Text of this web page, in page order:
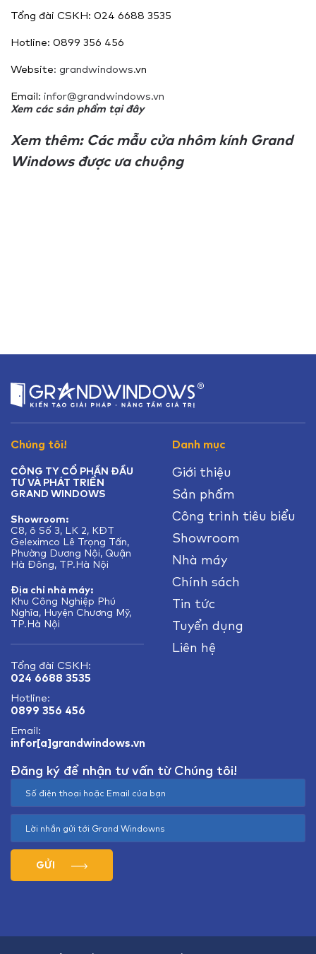
Tổng đài CSKH: 024 6688 3535
Hotline: 0899 356 456
Website: grandwindows.vn
Email: infor@grandwindows.vn
Xem các sản phẩm tại đây
Xem thêm: Các mẫu cửa nhôm kính Grand
Windows được ưa chuộng
Chúng tôi!
CÔNG TY CỔ PHẦN ĐẦU
TƯ VÀ PHÁT TRIỂN
GRAND WINDOWS
Showroom:
C8, ô Số 3, LK 2, KĐT
Geleximco Lê Trọng Tấn,
Phường Dương Nội, Quận
Hà Đông, TP.Hà Nội
Địa chỉ nhà máy:
Khu Công Nghiệp Phú
Nghĩa, Huyện Chương Mỹ,
TP.Hà Nội
Tổng đài CSKH:
024 6688 3535
Hotline:
0899 356 456
Email:
infor[a]grandwindows.vn
Danh mục
Giới thiệu
Sản phẩm
Công trình tiêu biểu
Showroom
Nhà máy
Chính sách
Tin tức
Tuyển dụng
Liên hệ
Đăng ký để nhận tư vấn từ Chúng tôi!
GỬI